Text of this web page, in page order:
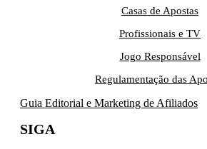
Casas de Apostas
Profissionais e TV
Jogo Responsável
Regulamentação das
Guia Editorial e Marketing de Afiliados
SIGA